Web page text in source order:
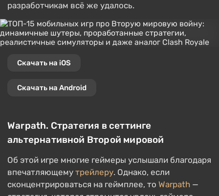
разработчикам всё же удалось.
Скачать на iOS
Скачать на Android
Warpath. Стратегия в сеттинге
альтернативной Второй мировой
Об этой игре многие геймеры услышали благодаря
впечатляющему трейлеру. Однако, если
сконцентрироваться на геймплее, то Warpath —